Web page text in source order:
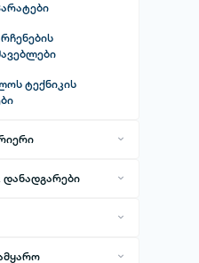
ტექნიკის
და აქსესუარები
დანადგარები